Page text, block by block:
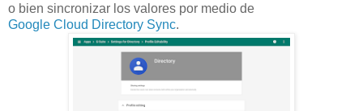
o bien sincronizar los valores por medio de
Google Cloud Directory Sync.